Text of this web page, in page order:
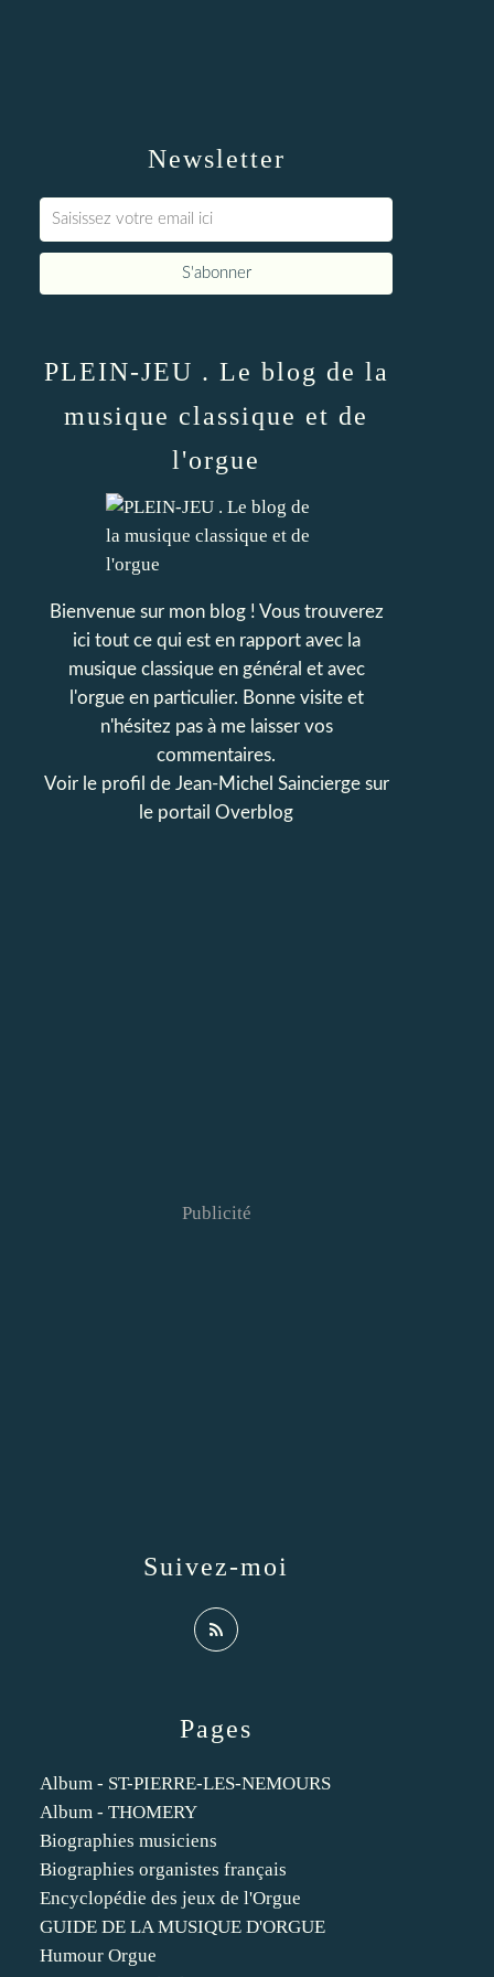
Newsletter
Pages
Album - ST-PIERRE-LES-NEMOURS
Album - THOMERY
Biographies musiciens
Biographies organistes français
Encyclopédie des jeux de l'Orgue
GUIDE DE LA MUSIQUE D'ORGUE
Humour Orgue
PLEIN-JEU . Le blog de la
musique classique et de
l'orgue
Bienvenue sur mon blog ! Vous trouverez
ici tout ce qui est en rapport avec la
musique classique en général et avec
l'orgue en particulier. Bonne visite et
n'hésitez pas à me laisser vos
commentaires.
Voir le profil de Jean-Michel Sainciergesur
le portail Overblog
Suivez-moi
Publicité